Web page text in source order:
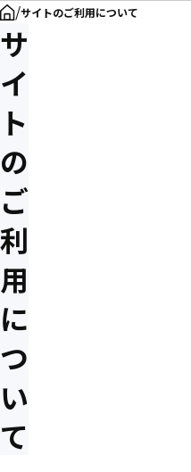
/サイトのご利用について
サ
イ
ト
の
ご
利
用
に
つ
い
て